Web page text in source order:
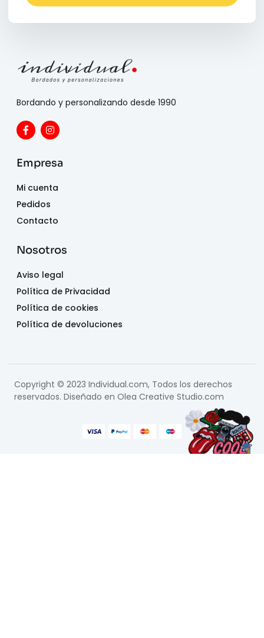
Bordando y personalizando desde 1990
Empresa
Mi cuenta
Pedidos
Contacto
Nosotros
Aviso legal
Política de Privacidad
Política de cookies
Política de devoluciones
Copyright © 2023 Individual.com, Todos los derechos
reservados. Diseñado en Olea Creative Studio.com